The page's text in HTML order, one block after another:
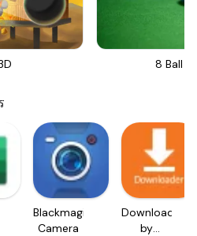
8 Ball
Blackmagic
Camera
Downloader
by